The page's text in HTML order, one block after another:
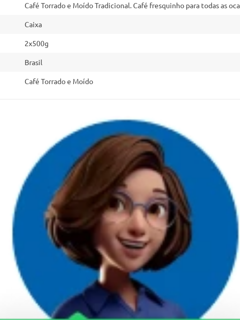
Café Torrado e Moído Tradicional. Café fresquinho para todas as
Caixa
2x500g
Brasil
Café Torrado e Moído